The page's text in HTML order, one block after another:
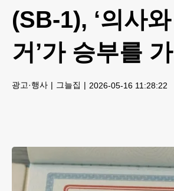
(SB-1), ‘의사
거’가 승부를
광고·행사 그늘집 2026-05-16 11:28:22